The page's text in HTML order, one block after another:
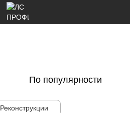
По популярности
Реконструкции